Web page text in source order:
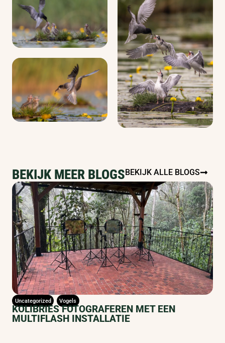
BEKIJK MEER BLOGSBEKIJK ALLE BLOGS
Uncategorized Vogels
KOLIBRIES FOTOGRAFEREN MET EEN
MULTIFLASH INSTALLATIE